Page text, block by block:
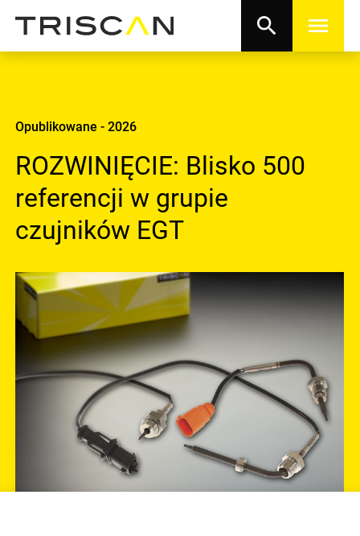
search menu
Opublikowane - 2026
ROZWINIĘCIE: Blisko 500
referencji w grupie
czujników EGT